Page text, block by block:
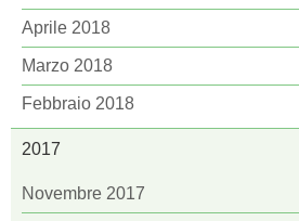
Aprile 2018
Marzo 2018
Febbraio 2018
2017
Novembre 2017